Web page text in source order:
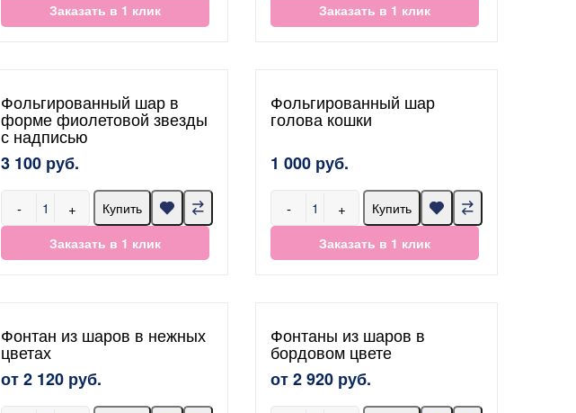
Заказать в 1 клик
Заказать в 1 клик
Фольгированный шар в
форме фиолетовой звезды
с надписью
3 100 руб.
- +
Купить
Заказать в 1 клик
Фольгированный шар
голова кошки
1 000 руб.
- +
Купить
Заказать в 1 клик
Фонтан из шаров в нежных
цветах
от 2 120 руб.
Фонтаны из шаров в
бордовом цвете
от 2 920 руб.